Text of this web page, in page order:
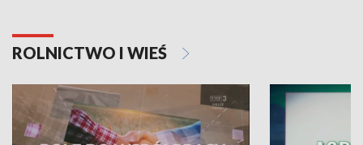
ROLNICTWO I WIEŚ